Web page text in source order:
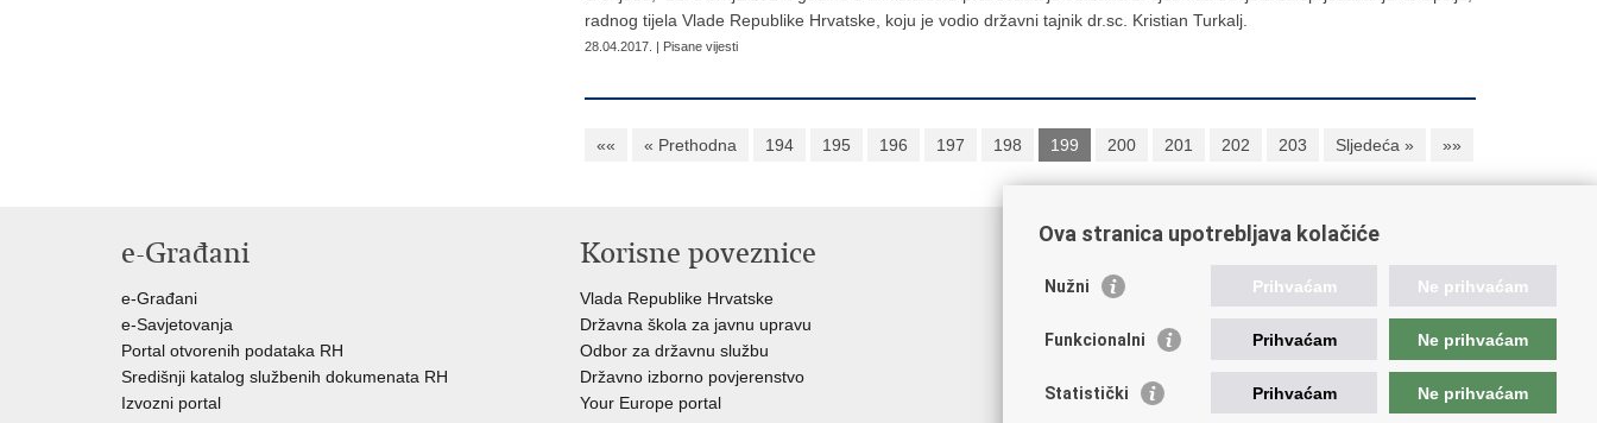
radnog tijela Vlade Republike Hrvatske, koju je vodio državni tajnik dr.sc. Kristian Turkalj.
28.04.2017. | Pisane vijesti
«« « Prethodna 194 195 196 197 198 199 200 201 202 203 Sljedeća » »»
e-Građani
e-Građani
e-Savjetovanja
Portal otvorenih podataka RH
Središnji katalog službenih dokumenata RH
Izvozni portal
Korisne poveznice
Vlada Republike Hrvatske
Državna škola za javnu upravu
Odbor za državnu službu
Državno izborno povjerenstvo
Your Europe portal
Poveznice pravosudnog sustava
Portal sudova
Državno odvjetništvo
Ured za suzbijanje korupcije i organiziranog kriminaliteta
Državnoodvjetničko vijeće
Ova stranica upotrebljava kolačiće
Nužni Prihvaćam Ne prihvaćam
Funkcionalni Prihvaćam Ne prihvaćam
Statistički Prihvaćam Ne prihvaćam